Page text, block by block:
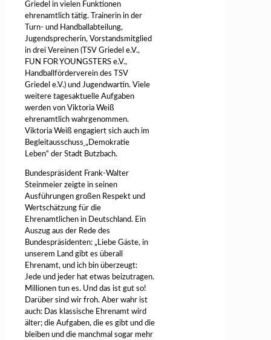
Griedel in vielen Funktionen
ehrenamtlich tätig. Trainerin in der
Turn- und Handballabteilung,
Jugendsprecherin, Vorstandsmitglied
in drei Vereinen (TSV Griedel e.V.,
FUN FOR YOUNGSTERS e.V.,
Handballförderverein des TSV
Griedel e.V.) und Jugendwartin. Viele
weitere tagesaktuelle Aufgaben
werden von Viktoria Weiß
ehrenamtlich wahrgenommen.
Viktoria Weiß engagiert sich auch im
Begleitausschuss „ Demokratie
Leben“ der Stadt Butzbach.
Bundespräsident Frank-Walter
Steinmeier zeigte in seinen
Ausführungen großen Respekt und
Wertschätzung für die
Ehrenamtlichen in Deutschland. Ein
Auszug aus der Rede des
Bundespräsidenten: „Liebe Gäste, in
unserem Land gibt es überall
Ehrenamt, und ich bin überzeugt:
Jede und jeder hat etwas beizutragen.
Millionen tun es. Und das ist gut so!
Darüber sind wir froh. Aber wahr ist
auch: Das klassische Ehrenamt wird
älter; die Aufgaben, die es gibt und die
bleiben und die manchmal sogar mehr